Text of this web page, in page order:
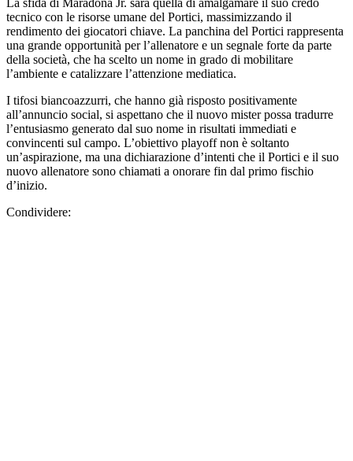
La sfida di Maradona Jr. sarà quella di amalgamare il suo credo
tecnico con le risorse umane del Portici, massimizzando il
rendimento dei giocatori chiave. La panchina del Portici rappresenta
una grande opportunità per l’allenatore e un segnale forte da parte
della società, che ha scelto un nome in grado di mobilitare
l’ambiente e catalizzare l’attenzione mediatica.
I tifosi biancoazzurri, che hanno già risposto positivamente
all’annuncio social, si aspettano che il nuovo mister possa tradurre
l’entusiasmo generato dal suo nome in risultati immediati e
convincenti sul campo. L’obiettivo playoff non è soltanto
un’aspirazione, ma una dichiarazione d’intenti che il Portici e il suo
nuovo allenatore sono chiamati a onorare fin dal primo fischio
d’inizio.
Condividere: